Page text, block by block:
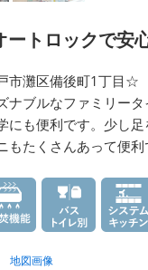
ートロックで安
市灘区備後町1丁目☆
ナブルなファミリー
にも便利です。少し
もたくさんあって便
地図画像